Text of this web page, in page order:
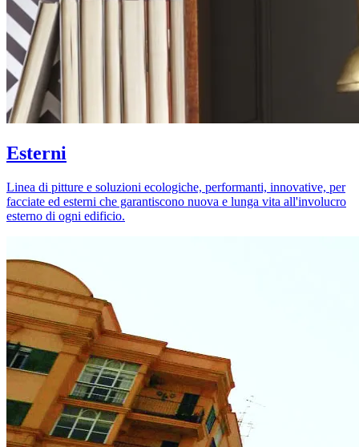
Esterni
Linea di pitture e soluzioni ecologiche, performanti, innovative, per
facciate ed esterni che garantiscono nuova e lunga vita all'involucro
esterno di ogni edificio.